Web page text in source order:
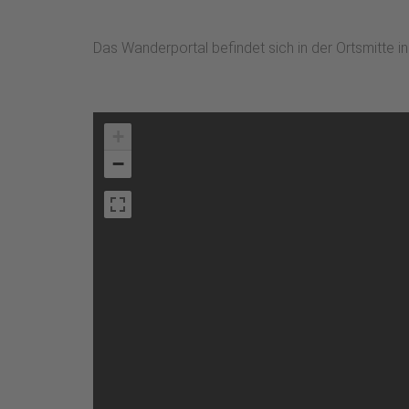
Das Wanderportal befindet sich in der Ortsmitte
−